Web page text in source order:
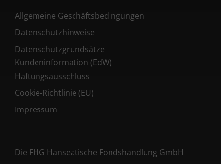
Allgemeine Geschäftsbedingungen
Datenschutzhinweise
Datenschutzgrundsätze
Kundeninformation (EdW)
Haftungsausschluss
Cookie-Richtlinie (EU)
Impressum
Die FHG Hanseatische Fondshandlung GmbH